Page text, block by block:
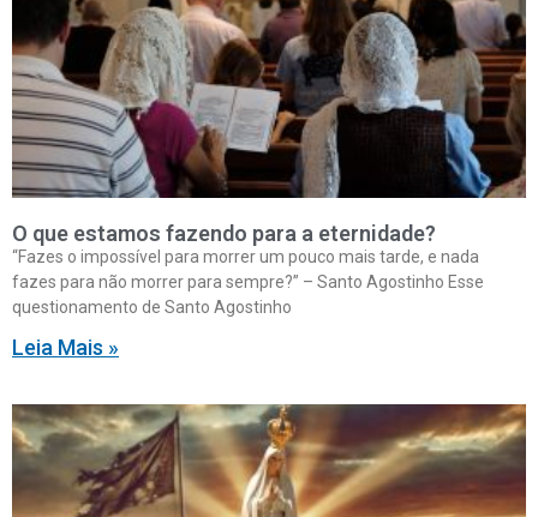
O que estamos fazendo para a eternidade?
“Fazes o impossível para morrer um pouco mais tarde, e nada
fazes para não morrer para sempre?” – Santo Agostinho Esse
questionamento de Santo Agostinho
Leia Mais »